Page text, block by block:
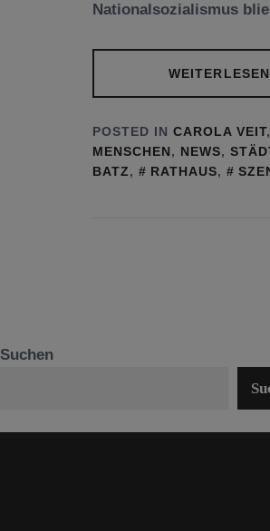
Nationalsozialismus
WEITERLESEN
POSTED IN CAROLA VEIT,
MENSCHEN, NEWS,
BATZ, RATHAUS,
Suchen